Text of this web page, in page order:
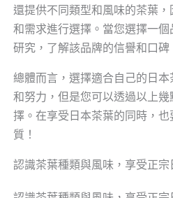
還提供不同類型和風味的茶葉
和需求進行選擇。當您選擇一
研究，了解該品牌的信譽和口碑
總體而言，選擇適合自己的日
和努力，但是您可以透過以上
擇。在享受日本茶葉的同時，
質！
認識茶葉種類與風味，享受正